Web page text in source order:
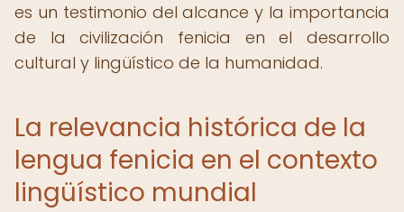
es un testimonio del alcance y la importancia
de la civilización fenicia en el desarrollo
cultural y lingüístico de la humanidad.
La relevancia histórica de la
lengua fenicia en el contexto
lingüístico mundial